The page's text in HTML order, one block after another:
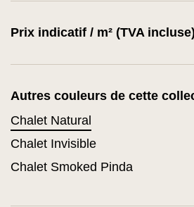
Prix indicatif / m² (TVA
Autres couleurs de cette
Chalet Natural
Chalet Invisible
Chalet Smoked Pinda